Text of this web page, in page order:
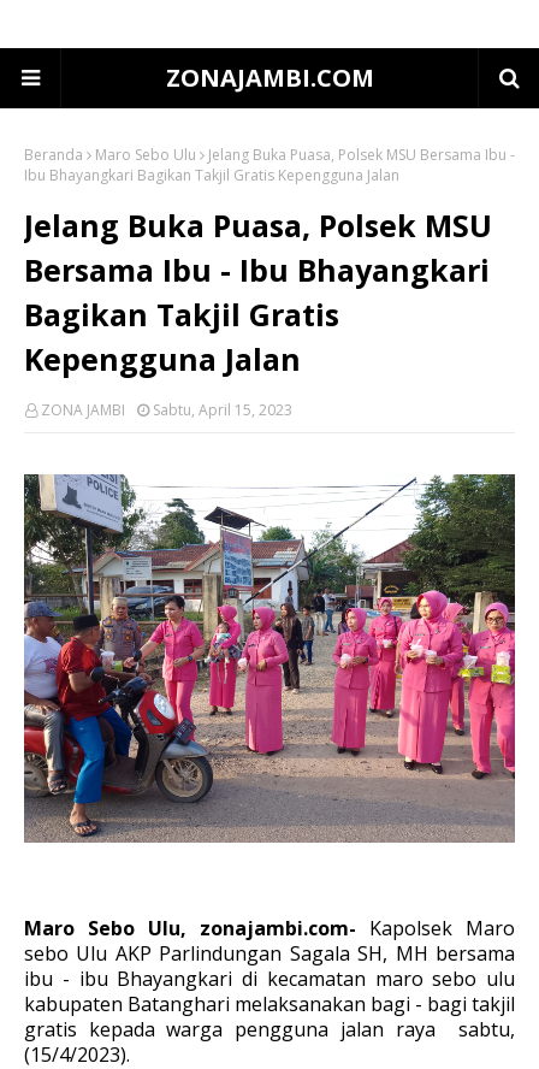
ZONAJAMBI.COM
Beranda Maro Sebo Ulu
Jelang Buka Puasa, Polsek MSU Bersama Ibu -
Ibu Bhayangkari Bagikan Takjil Gratis Kepengguna Jalan
Jelang Buka Puasa, Polsek MSU
Bersama Ibu - Ibu Bhayangkari
Bagikan Takjil Gratis
Kepengguna Jalan
ZONA JAMBI Sabtu, April 15, 2023
Maro Sebo Ulu, zonajambi.com- Kapolsek Maro
sebo Ulu AKP Parlindungan Sagala SH, MH bersama
ibu - ibu Bhayangkari di kecamatan maro sebo ulu
kabupaten Batanghari melaksanakan bagi - bagi takjil
gratis kepada warga pengguna jalan raya sabtu,
(15/4/2023).